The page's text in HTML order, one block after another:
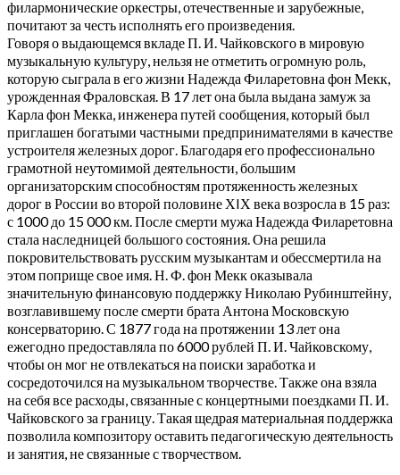
филармонические оркестры, отечественные и зарубежные,
почитают за честь исполнять его произведения.
Говоря о выдающемся вкладе П. И. Чайковского в мировую
музыкальную культуру, нельзя не отметить огромную роль,
которую сыграла в его жизни Надежда Филаретовна фон Мекк,
урожденная Фраловская. В 17 лет она была выдана замуж за
Карла фон Мекка, инженера путей сообщения, который был
приглашен богатыми частными предпринимателями в качестве
устроителя железных дорог. Благодаря его профессионально
грамотной неутомимой деятельности, большим
организаторским способностям протяженность железных
дорог в России во второй половине ХIХ века возросла в 15 раз:
с 1000 до 15 000 км. После смерти мужа Надежда Филаретовна
стала наследницей большого состояния. Она решила
покровительствовать русским музыкантам и обессмертила на
этом поприще свое имя. Н. Ф. фон Мекк оказывала
значительную финансовую поддержку Николаю Рубинштейну,
возглавившему после смерти брата Антона Московскую
консерваторию. С 1877 года на протяжении 13 лет она
ежегодно предоставляла по 6000 рублей П. И. Чайковскому,
чтобы он мог не отвлекаться на поиски заработка и
сосредоточился на музыкальном творчестве. Также она взяла
на себя все расходы, связанные с концертными поездками П. И.
Чайковского за границу. Такая щедрая материальная поддержка
позволила композитору оставить педагогическую деятельность
и занятия, не связанные с творчеством.